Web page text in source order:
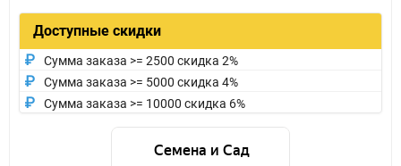
Доступные скидки
Сумма заказа >= 2500 скидка 2%
Сумма заказа >= 5000 скидка 4%
Сумма заказа >= 10000 скидка 6%